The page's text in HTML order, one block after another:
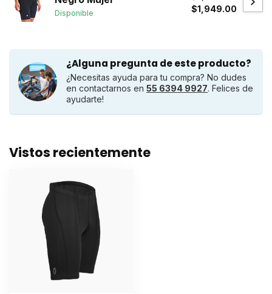
Disponible
$1,949.00
¿Alguna pregunta de este producto?
¿Necesitas ayuda para tu compra? No dudes
en contactarnos en 55 6394 9927. Felices de
ayudarte!
Vistos recientemente